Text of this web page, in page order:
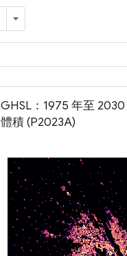
GHSL：1975 年至
體積 (P2023A)